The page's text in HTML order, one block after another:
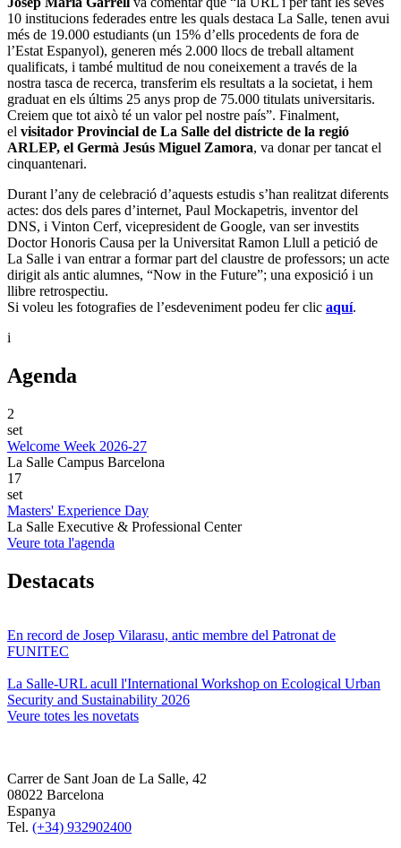
10 institucions federades entre les quals destaca La Salle, tenen avui
més de 19.000 estudiants (un 15% d’ells procedents de fora de
l’Estat Espanyol), generen més 2.000 llocs de treball altament
qualificats, i també multitud de nou coneixement a través de la
nostra tasca de recerca, transferim els resultats a la societat, i hem
graduat en els últims 25 anys prop de 75.000 titulats universitaris.
Creiem que tot això té un valor pel nostre país”. Finalment,
el visitador Provincial de La Salle del districte de la regió
ARLEP, el Germà Jesús Miguel Zamora, va donar per tancat el
cinquantenari.
Durant l’any de celebració d’aquests estudis s’han realitzat diferents
actes: dos dels pares d’internet, Paul Mockapetris, inventor del
DNS, i Vinton Cerf, vicepresident de Google, van ser investits
Doctor Honoris Causa per la Universitat Ramon Llull a petició de
La Salle i van entrar a formar part del claustre de professors; un acte
dirigit als antic alumnes, “Now in the Future”; una exposició i un
llibre retrospectiu.
Si voleu les fotografies de l’esdeveniment podeu fer clic aquí.
i
Agenda
2
set
Welcome Week 2026-27
La Salle Campus Barcelona
17
set
Masters' Experience Day
La Salle Executive & Professional Center
Veure tota l'agenda
Destacats
En record de Josep Vilarasu, antic membre del Patronat de
FUNITEC
La Salle-URL acull l'International Workshop on Ecological Urban
Security and Sustainability 2026
Veure totes les novetats
Carrer de Sant Joan de La Salle, 42
08022 Barcelona
Espanya
Tel. (+34) 932902400